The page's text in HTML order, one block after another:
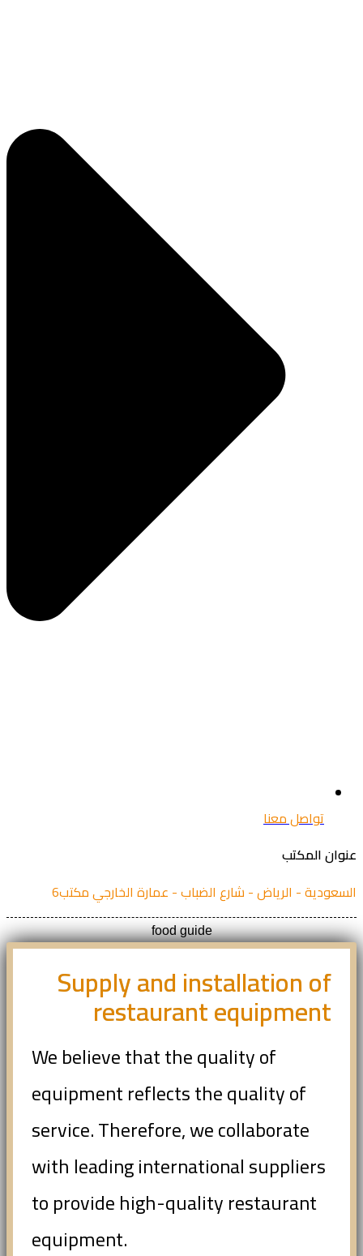
تواصل معنا
عنوان المكتب
السعودية - الرياض - شارع الضباب - عمارة الخارجي مكتب6
food guide
Supply and installation of
restaurant equipment
We believe that the quality of
equipment reflects the quality of
service. Therefore, we collaborate
with leading international suppliers
to provide high-quality restaurant
equipment.